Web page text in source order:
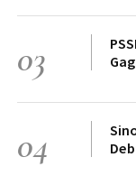
03
04